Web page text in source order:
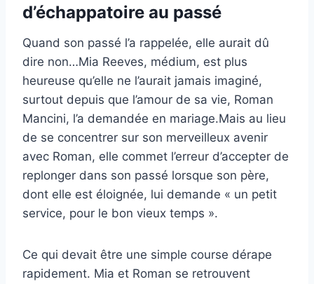
d’échappatoire au passé
Quand son passé l’a rappelée, elle aurait dû
dire non…Mia Reeves, médium, est plus
heureuse qu’elle ne l’aurait jamais imaginé,
surtout depuis que l’amour de sa vie, Roman
Mancini, l’a demandée en mariage.Mais au lieu
de se concentrer sur son merveilleux avenir
avec Roman, elle commet l’erreur d’accepter de
replonger dans son passé lorsque son père,
dont elle est éloignée, lui demande « un petit
service, pour le bon vieux temps ».
Ce qui devait être une simple course dérape
rapidement. Mia et Roman se retrouvent